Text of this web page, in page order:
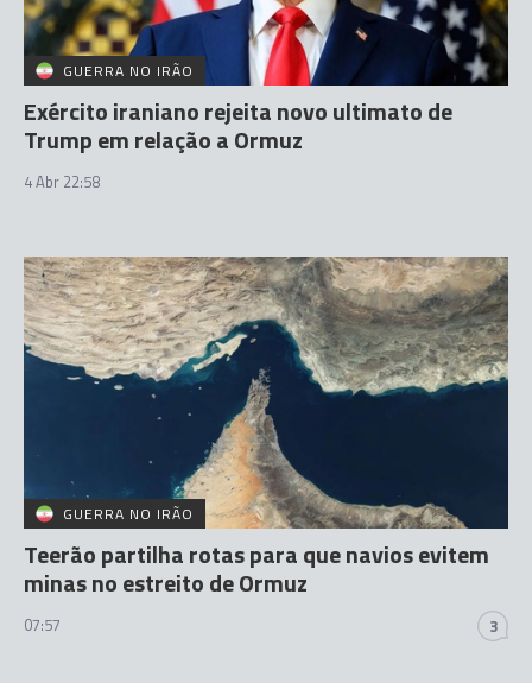
GUERRA NO IRÃO
Exército iraniano rejeita novo ultimato de
Trump em relação a Ormuz
4 Abr 22:58
GUERRA NO IRÃO
Teerão partilha rotas para que navios evitem
minas no estreito de Ormuz
07:57 3